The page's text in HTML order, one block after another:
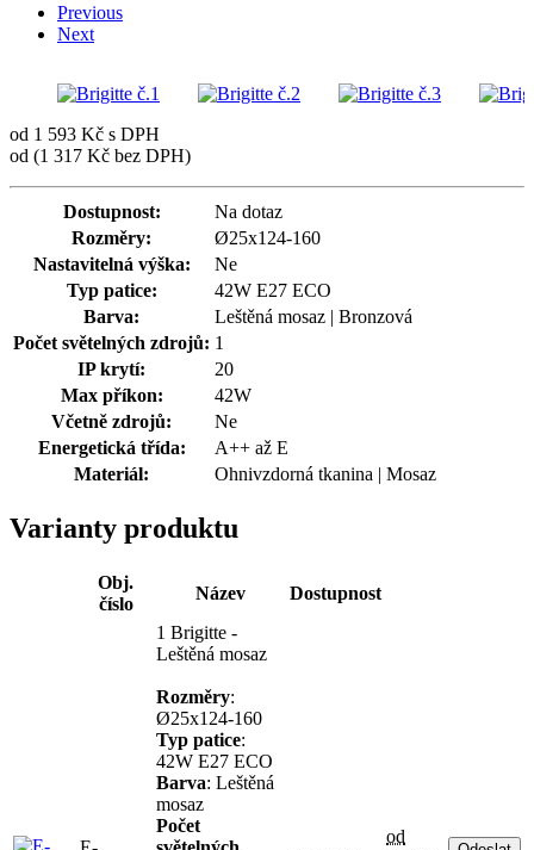
Previous
Next
od 1 593 Kč s DPH
od (1 317 Kč bez DPH)
Dostupnost:
Na dotaz
Rozměry:
Ø25x124-160
Nastavitelná výška:
Ne
Typ patice:
42W E27 ECO
Barva:
Leštěná mosaz | Bronzová
Počet světelných zdrojů: 1
IP krytí:
20
Max příkon:
42W
Včetně zdrojů:
Ne
Energetická třída:
A++ až E
Materiál:
Ohnivzdorná tkanina | Mosaz
Varianty produktu
Obj.
číslo
Název Dostupnost
1 Brigitte -
Leštěná mosaz
Rozměry:
Ø25x124-160
Typ patice:
42W E27 ECO
Barva: Leštěná
mosaz
Počet
od